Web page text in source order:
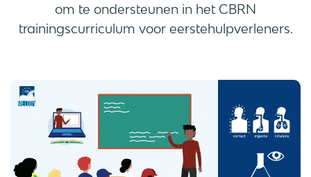
om te ondersteunen in het CBRN
trainingscurriculum voor eerstehulpverleners.